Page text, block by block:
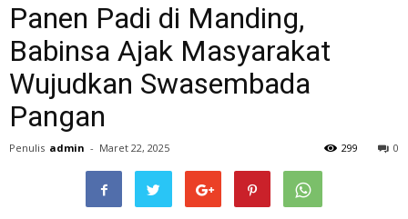
Panen Padi di Manding,
Babinsa Ajak Masyarakat
Wujudkan Swasembada
Pangan
Penulis admin - Maret 22, 2025 0
299